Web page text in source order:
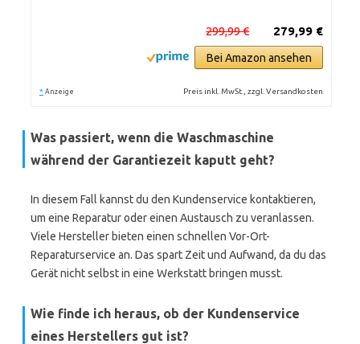
279,99 €
299,99 €
Bei Amazon ansehen
* Anzeige Preis inkl. MwSt., zzgl. Versandkosten
Was passiert, wenn die Waschmaschine
während der Garantiezeit kaputt geht?
In diesem Fall kannst du den Kundenservice kontaktieren,
um eine Reparatur oder einen Austausch zu veranlassen.
Viele Hersteller bieten einen schnellen Vor-Ort-
Reparaturservice an. Das spart Zeit und Aufwand, da du das
Gerät nicht selbst in eine Werkstatt bringen musst.
Wie finde ich heraus, ob der Kundenservice
eines Herstellers gut ist?